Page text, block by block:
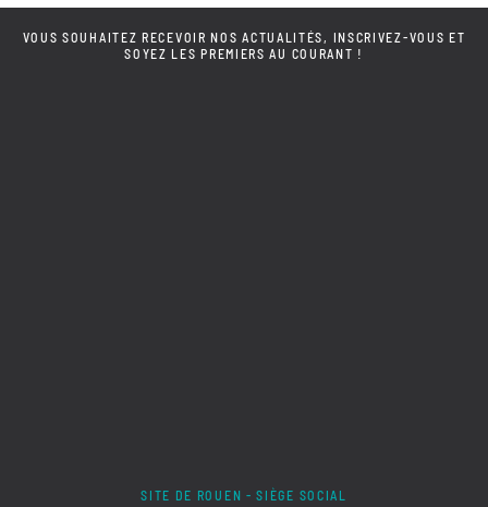
VOUS SOUHAITEZ RECEVOIR NOS ACTUALITÉS, INSCRIVEZ-VOUS ET
SOYEZ LES PREMIERS AU COURANT !
SITE DE ROUEN - SIÈGE SOCIAL